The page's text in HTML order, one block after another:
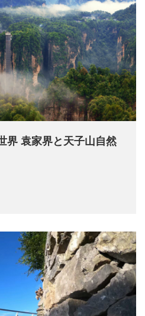
界 袁家界と天子山自然